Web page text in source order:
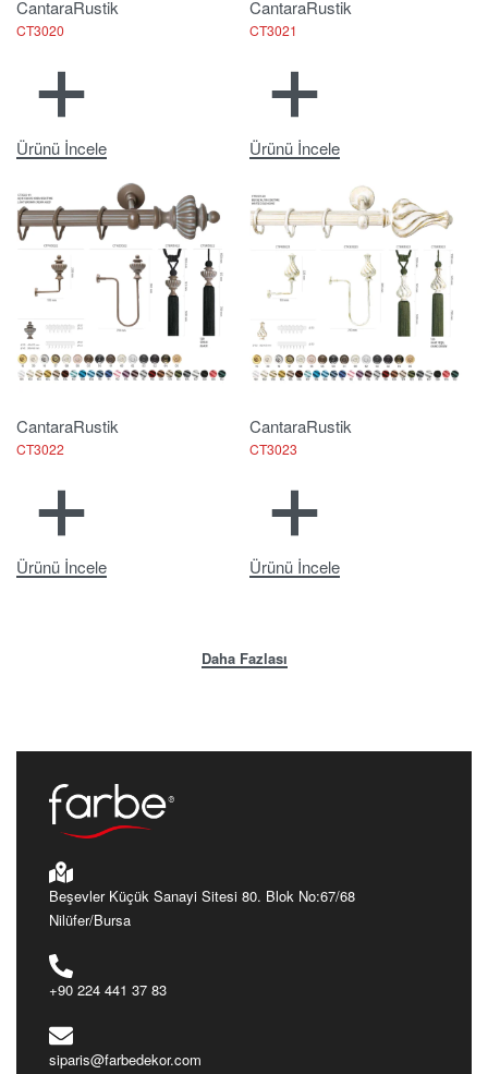
CantaraRustik
CT3020
Ürünü İncele
CantaraRustik
CT3021
Ürünü İncele
CantaraRustik
CT3022
Ürünü İncele
CantaraRustik
CT3023
Ürünü İncele
Beşevler Küçük Sanayi Sitesi 80. Blok No:67/68
Nilüfer/Bursa
+90 224 441 37 83
siparis@farbedekor.com